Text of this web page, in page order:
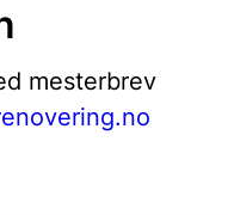
mesterbrev